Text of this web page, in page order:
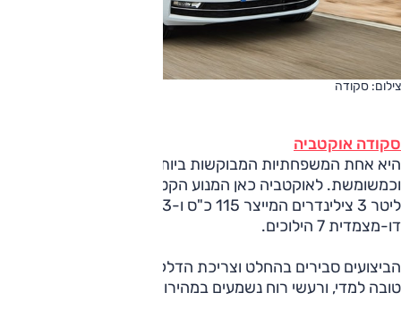
צילום: סקודה
סקודה אוקטביה
היא אחת המשפחתיות המבוקשות ביותר בישראל, כחדשה
דו-מצמדית 7 הילוכים.
הביצועים סבירים בהחלט וצריכת הדלק מכובדת. נוחות הנסיעה
טובה למדי, ורעשי רוח נשמעים במהירויות גבוהות.